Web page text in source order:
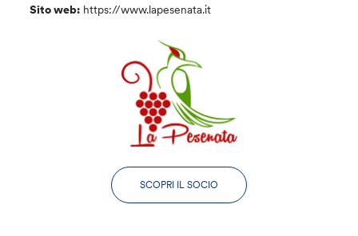
Sito web: https://www.lapesenata.it
SCOPRI IL SOCIO